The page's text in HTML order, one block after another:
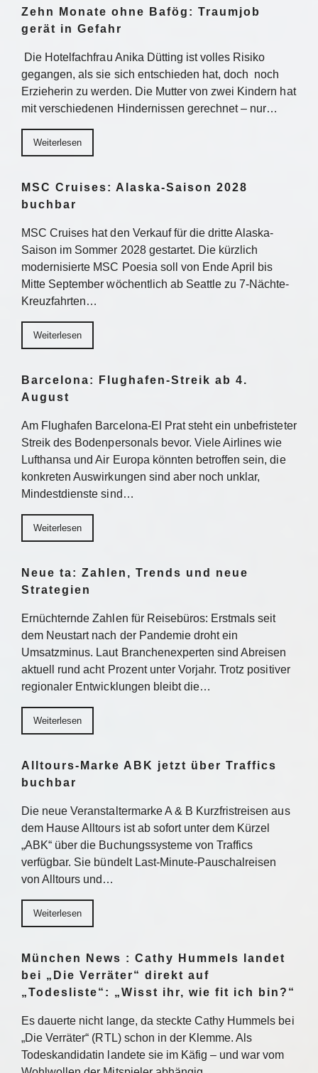
Zehn Monate ohne Bafög: Traumjob
gerät in Gefahr
Die Hotelfachfrau Anika Dütting ist volles Risiko
gegangen, als sie sich entschieden hat, doch noch
Erzieherin zu werden. Die Mutter von zwei Kindern hat
mit verschiedenen Hindernissen gerechnet – nur…
Weiterlesen
MSC Cruises: Alaska-Saison 2028
buchbar
MSC Cruises hat den Verkauf für die dritte Alaska-
Saison im Sommer 2028 gestartet. Die kürzlich
modernisierte MSC Poesia soll von Ende April bis
Mitte September wöchentlich ab Seattle zu 7-Nächte-
Kreuzfahrten…
Weiterlesen
Barcelona: Flughafen-Streik ab 4.
August
Am Flughafen Barcelona-El Prat steht ein unbefristeter
Streik des Bodenpersonals bevor. Viele Airlines wie
Lufthansa und Air Europa könnten betroffen sein, die
konkreten Auswirkungen sind aber noch unklar,
Mindestdienste sind…
Weiterlesen
Neue ta: Zahlen, Trends und neue
Strategien
Ernüchternde Zahlen für Reisebüros: Erstmals seit
dem Neustart nach der Pandemie droht ein
Umsatzminus. Laut Branchenexperten sind Abreisen
aktuell rund acht Prozent unter Vorjahr. Trotz positiver
regionaler Entwicklungen bleibt die…
Weiterlesen
Alltours-Marke ABK jetzt über Traffics
buchbar
Die neue Veranstaltermarke A & B Kurzfristreisen aus
dem Hause Alltours ist ab sofort unter dem Kürzel
„ABK“ über die Buchungssysteme von Traffics
verfügbar. Sie bündelt Last-Minute-Pauschalreisen
von Alltours und…
Weiterlesen
München News : Cathy Hummels landet
bei „Die Verräter“ direkt auf
„Todesliste“: „Wisst ihr, wie fit ich bin?“
Es dauerte nicht lange, da steckte Cathy Hummels bei
„Die Verräter“ (RTL) schon in der Klemme. Als
Todeskandidatin landete sie im Käfig – und war vom